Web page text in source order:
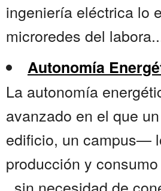
ingeniería eléctrica lo
microredes del
Autonomía
La autonomía
avanzado en el que
edificio, un campus—
producción y